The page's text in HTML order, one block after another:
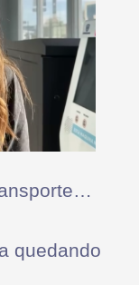
quedando